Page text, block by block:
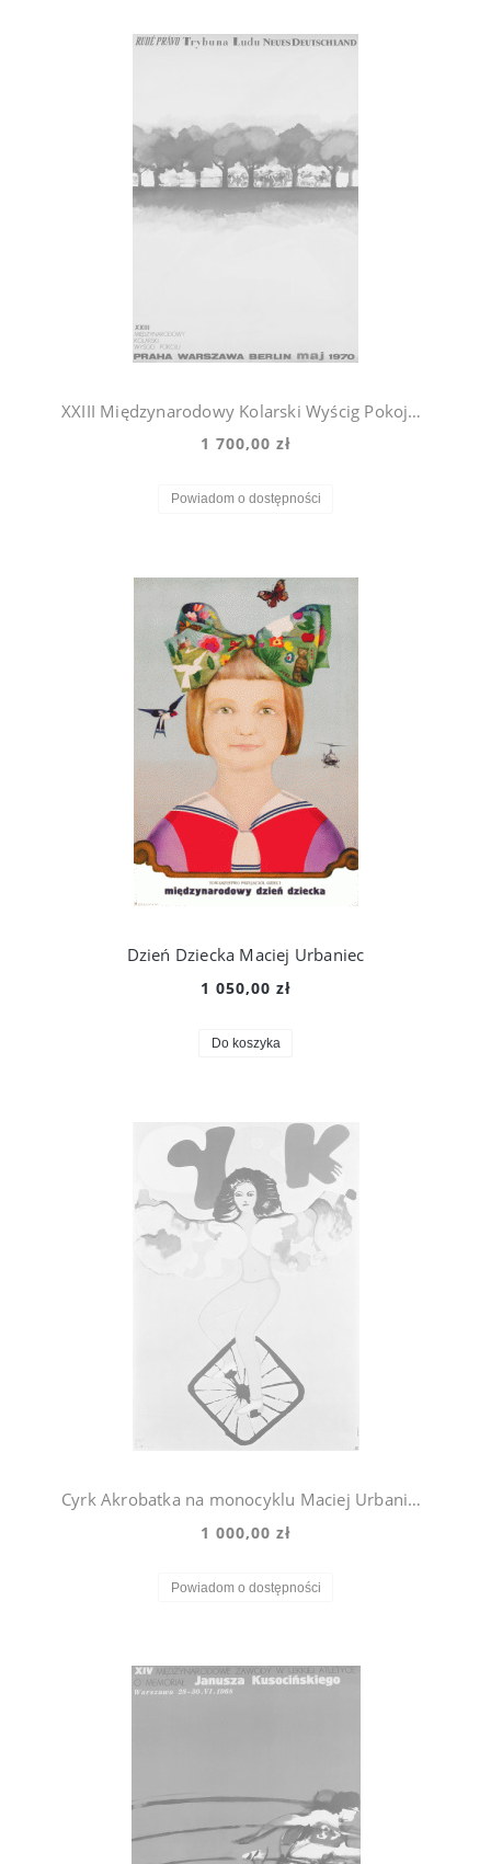
XXIII Międzynarodowy Kolarski Wyścig Pokoju Maciej Urbaniec 70r.
1 700,00 zł
Powiadom o dostępności
Dzień Dziecka Maciej Urbaniec
1 050,00 zł
Do koszyka
Cyrk Akrobatka na monocyklu Maciej Urbaniec 72r.
1 000,00 zł
Powiadom o dostępności